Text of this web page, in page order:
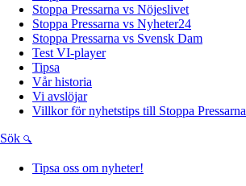
Stoppa Pressarna vs Nöjeslivet
Stoppa Pressarna vs Nyheter24
Stoppa Pressarna vs Svensk Dam
Test VI-player
Tipsa
Vår historia
Vi avslöjar
Villkor för nyhetstips till Stoppa Pressarna
Sök
Tipsa oss om nyheter!